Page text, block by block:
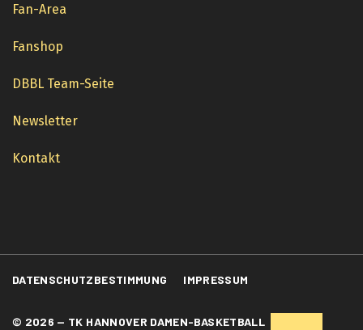
Fan-Area
Fanshop
DBBL Team-Seite
Newsletter
Kontakt
© 2026 — TK HANNOVER DAMEN-BASKETBALL
DATENSCHUTZBESTIMMUNG IMPRESSUM